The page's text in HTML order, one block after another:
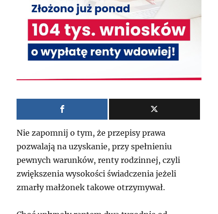
Nie zapomnij o tym, że przepisy prawa
pozwalają na uzyskanie, przy spełnieniu
pewnych warunków, renty rodzinnej, czyli
zwiększenia wysokości świadczenia jeżeli
zmarły małżonek takowe otrzymywał.